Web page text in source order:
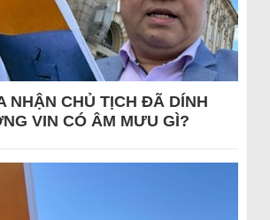
NHẬN CHỦ TỊCH ĐÃ DÍNH
VIN CÓ ÂM MƯU GÌ?